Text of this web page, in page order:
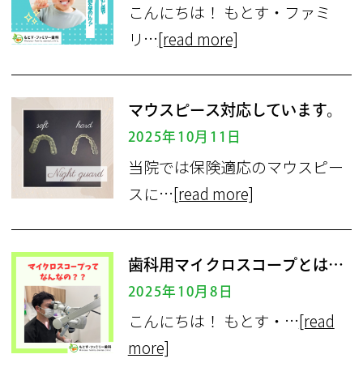
こんにちは！ もとす・ファミ
リ…[read more]
マウスピース対応しています。
2025年10月11日
当院では保険適応のマウスピー
スに…[read more]
歯科用マイクロスコープとは、、、、
2025年10月8日
こんにちは！ もとす・…[read
more]